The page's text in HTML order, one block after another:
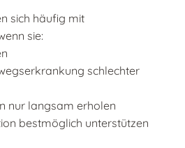
sich häufig mit
sie:
schlechter
nur langsam erholen
bestmöglich unterstützen